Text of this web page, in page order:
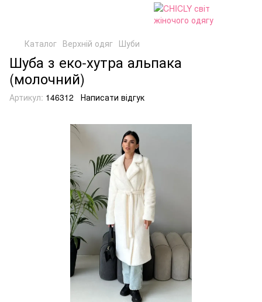
Каталог Верхній одяг Шуби
Шуба з еко-хутра альпака
(молочний)
Артикул: 146312 Написати відгук